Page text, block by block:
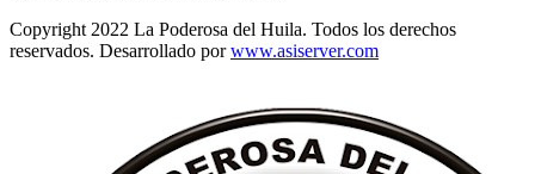
Copyright 2022 La Poderosa del Huila. Todos los derechos
reservados. Desarrollado porwww.asiserver.com